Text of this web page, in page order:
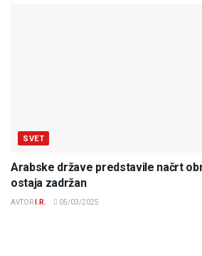
SVET
Arabske države predstavile načrt
ostaja zadržan
AVTOR I.R. 05/03/2025